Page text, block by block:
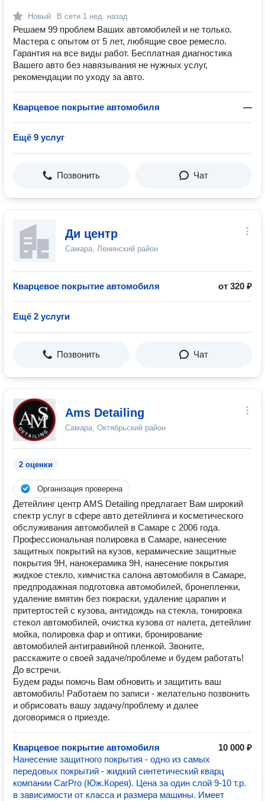
Новый В сети 1 нед. назад
Решаем 99 проблем Ваших автомобилей и не только.
Мастера с опытом от 5 лет, любящие свое ремесло.
Гарантия на все виды работ. Бесплатная диагностика
Вашего авто без навязывания не нужных услуг,
рекомендации по уходу за авто.
Кварцевое покрытие автомобиля —
Ещё 9 услуг
Позвонить Чат
Ди центр
Самара, Ленинский район
Кварцевое покрытие автомобиля от 320 ₽
Ещё 2 услуги
Позвонить Чат
Ams Detailing
Самара, Октябрьский район
2 оценки
Организация проверена
Детейлинг центр AMS Detailing предлагает Вам широкий
спектр услуг в сфере авто детейлинга и косметического
обслуживания автомобилей в Самаре с 2006 года.
Профессиональная полировка в Самаре, нанесение
защитных покрытий на кузов, керамические защитные
покрытия 9Н, нанокерамика 9Н, нанесение покрытия
жидкое стекло, химчистка салона автомобиля в Самаре,
предпродажная подготовка автомобилей, бронепленки,
удаление вмятин без покраски, удаление царапин и
притертостей с кузова, антидождь на стекла, тонировка
стекол автомобилей, очистка кузова от налета, детейлинг
мойка, полировка фар и оптики, бронирование
автомобилей антигравийной пленкой. Звоните,
расскажите о своей задаче/проблеме и будем работать!
До встречи.
Будем рады помочь Вам обновить и защитить ваш
автомобиль! Работаем по записи - желательно позвонить
и обрисовать вашу задачу/проблему и далее
договоримся о приезде.
Кварцевое покрытие автомобиля
10 000 ₽
Нанесение защитного покрытия - одно из самых
передовых покрытий - жидкий синтетический кварц
компании CarPro (Юж.Корея). Цена за один слой 9-10 т.р.
в зависимости от класса и размера машины. Имеет